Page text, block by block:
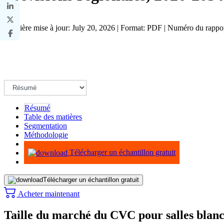
Dernière mise à jour: July 20, 2026 | Format: PDF | Numéro du
Résumé
Table des matières
Segmentation
Méthodologie
Infographie
Télécharger un échantillon gratuit
Télécharger un échantillon gratuit
Acheter maintenant
Taille du marché du CVC pour salles